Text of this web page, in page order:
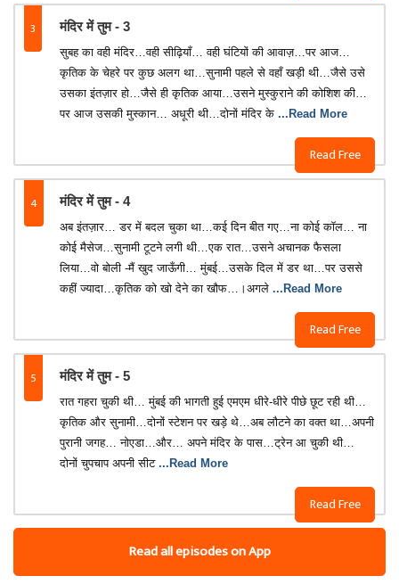
3 मंदिर में तुम - 3
Read Free
सुबह का वही मंदिर…वही सीढ़ियाँ… वही घंटियों की आवाज़…पर आज…
कृतिक के चेहरे पर कुछ अलग था…सुनामी पहले से वहाँ खड़ी थी…जैसे उसे
उसका इंतज़ार हो…जैसे ही कृतिक आया…उसने मुस्कुराने की कोशिश की…
पर आज उसकी मुस्कान… अधूरी थी…दोनों मंदिर के ...Read More
4 मंदिर में तुम - 4
Read Free
अब इंतज़ार… डर में बदल चुका था…कई दिन बीत गए…ना कोई कॉल… ना
कोई मैसेज…सुनामी टूटने लगी थी…एक रात…उसने अचानक फैसला
लिया…वो बोली -मैं खुद जाऊँगी… मुंबई…उसके दिल में डर था…पर उससे
कहीं ज्यादा…कृतिक को खो देने का खौफ…।अगले ...Read More
5 मंदिर में तुम - 5
Read Free
रात गहरा चुकी थी… मुंबई की भागती हुई एमएम धीरे-धीरे पीछे छूट रही थी…
कृतिक और सुनामी…दोनों स्टेशन पर खड़े थे…अब लौटने का वक्त था…अपनी
पुरानी जगह… नोएडा…और… अपने मंदिर के पास…ट्रेन आ चुकी थी…
दोनों चुपचाप अपनी सीट ...Read More
Read all episodes on App